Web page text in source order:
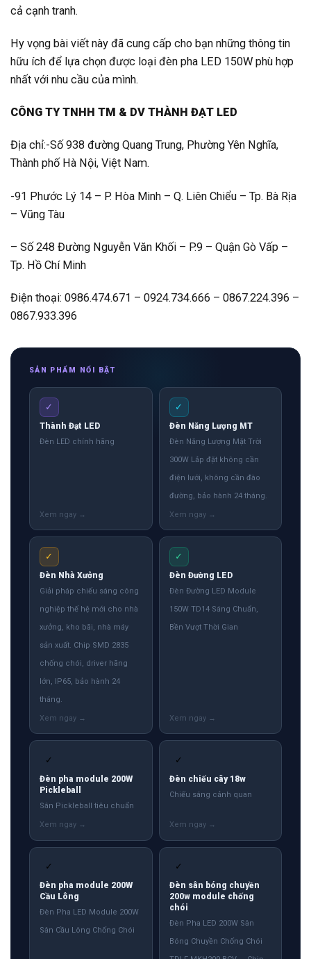
cả cạnh tranh.
Hy vọng bài viết này đã cung cấp cho bạn những thông tin
hữu ích để lựa chọn được loại đèn pha LED 150W phù hợp
nhất với nhu cầu của mình.
CÔNG TY TNHH TM & DV THÀNH ĐẠT LED
Địa chỉ:-Số 938 đường Quang Trung, Phường Yên Nghĩa,
Thành phố Hà Nội, Việt Nam.
-91 Phước Lý 14 – P. Hòa Minh – Q. Liên Chiểu – Tp. Bà Rịa
– Vũng Tàu
– Số 248 Đường Nguyễn Văn Khối – P.9 – Quận Gò Vấp –
Tp. Hồ Chí Minh
Điện thoại: 0986.474.671 – 0924.734.666 – 0867.224.396 –
0867.933.396
SẢN PHẨM NỔI BẬT
✓
Thành Đạt LED
Đèn LED chính hãng
✓
Đèn Năng Lượng MT
Đèn Năng Lượng Mặt Trời
300W Lắp đặt không cần
điện lưới, không cần đào
đường, bảo hành 24 tháng.
✓
Đèn Nhà Xưởng
Giải pháp chiếu sáng công
nghiệp thế hệ mới cho nhà
xưởng, kho bãi, nhà máy
sản xuất. Chip SMD 2835
chống chói, driver hãng
lớn, IP65, bảo hành 24
tháng.
✓
Đèn Đường LED
Đèn Đường LED Module
150W TD14 Sáng Chuẩn,
Bền Vượt Thời Gian
✓
Đèn pha module 200W
Pickleball
Sân Pickleball tiêu chuẩn
✓
Đèn chiếu cây 18w
Chiếu sáng cảnh quan
✓
Đèn pha module 200W
Cầu Lông
Đèn Pha LED Module 200W
Sân Cầu Lông Chống Chói
✓
Đèn sân bóng chuyền
200w module chống
chói
Đèn Pha LED 200W Sân
Bóng Chuyền Chống Chói